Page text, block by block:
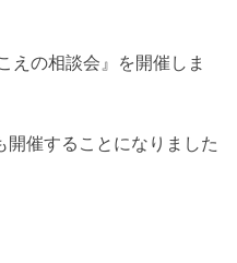
えの相談会』を開催しま
催することになりました